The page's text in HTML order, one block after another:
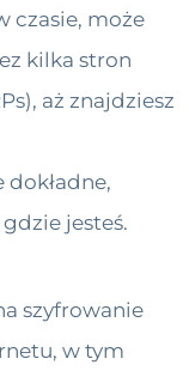
czasie, może
kilka stron
aż znajdziesz
jesteś.
szyfrowanie
w tym